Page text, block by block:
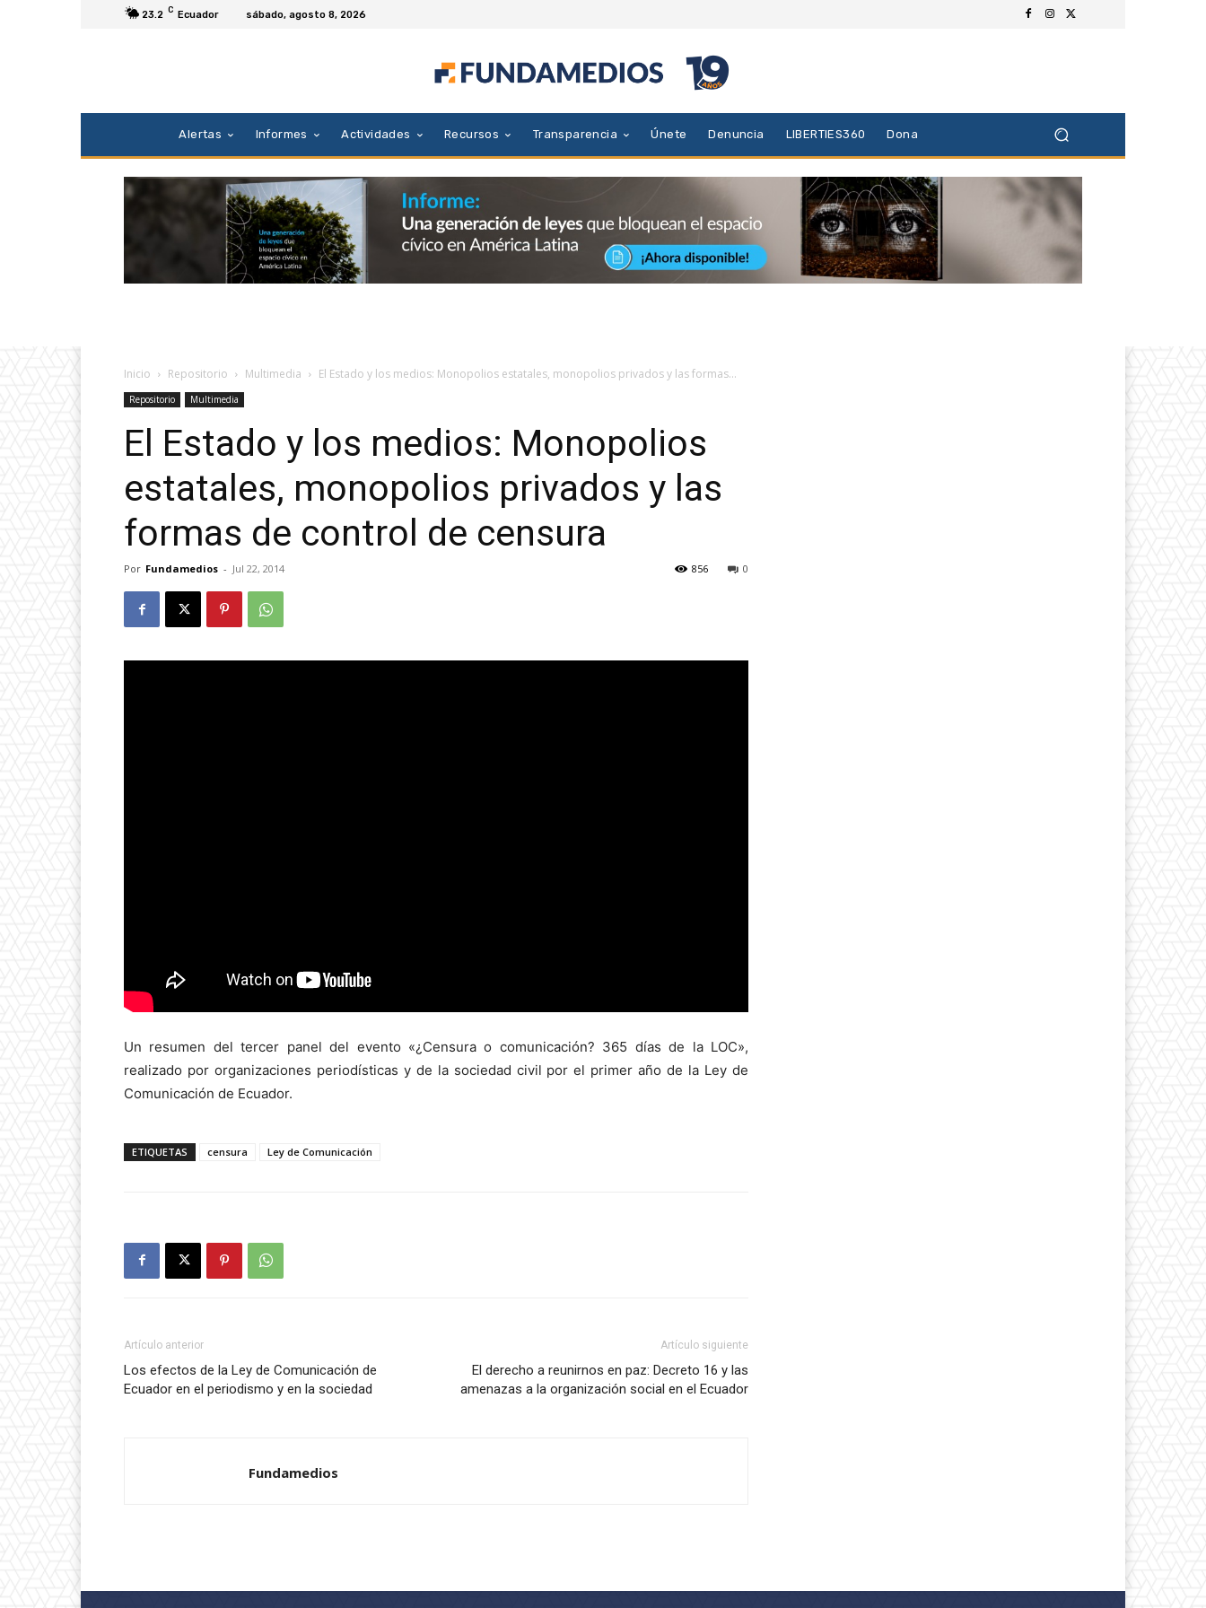
23.2 C Ecuador sábado, agosto 8, 2026
Alertas Informes Actividades Recursos Transparencia Únete Denuncia LIBERTIES360 Dona
Inicio Repositorio Multimedia El Estado y los medios: Monopolios estatales, monopolios privados y las formas...
Repositorio Multimedia
El Estado y los medios: Monopolios
estatales, monopolios privados y las
formas de control de censura
Por Fundamedios - Jul 22, 2014 0
856
Un resumen del tercer panel del evento «¿Censura o comunicación? 365 días de la LOC»,
realizado por organizaciones periodísticas y de la sociedad civil por el primer año de la Ley de
Comunicación de Ecuador.
ETIQUETAS censura Ley de Comunicación
Artículo anterior
Los efectos de la Ley de Comunicación de
Ecuador en el periodismo y en la sociedad
Artículo siguiente
El derecho a reunirnos en paz: Decreto 16 y las
amenazas a la organización social en el Ecuador
Fundamedios